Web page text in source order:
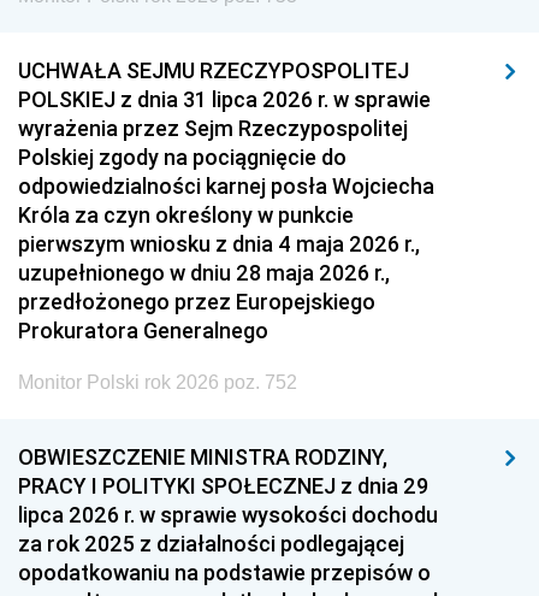
UCHWAŁA SEJMU RZECZYPOSPOLITEJ
POLSKIEJ z dnia 31 lipca 2026 r. w sprawie
wyrażenia przez Sejm Rzeczypospolitej
Polskiej zgody na pociągnięcie do
odpowiedzialności karnej posła Wojciecha
Króla za czyn określony w punkcie
pierwszym wniosku z dnia 4 maja 2026 r.,
uzupełnionego w dniu 28 maja 2026 r.,
przedłożonego przez Europejskiego
Prokuratora Generalnego
Monitor Polski rok 2026 poz. 752
OBWIESZCZENIE MINISTRA RODZINY,
PRACY I POLITYKI SPOŁECZNEJ z dnia 29
lipca 2026 r. w sprawie wysokości dochodu
za rok 2025 z działalności podlegającej
opodatkowaniu na podstawie przepisów o